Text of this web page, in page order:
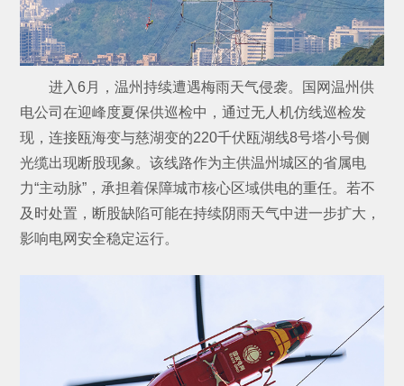
进入6月，温州持续遭遇梅雨天气侵袭。国网温州供
电公司在迎峰度夏保供巡检中，通过无人机仿线巡检发
现，连接瓯海变与慈湖变的220千伏瓯湖线8号塔小号侧
光缆出现断股现象。该线路作为主供温州城区的省属电
力“主动脉”，承担着保障城市核心区域供电的重任。若不
及时处置，断股缺陷可能在持续阴雨天气中进一步扩大，
影响电网安全稳定运行。